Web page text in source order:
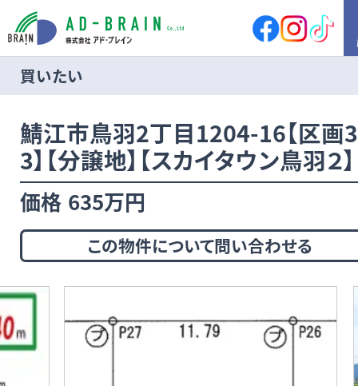
HOME
買いたい
売地
新築戸建
中古戸建
店舗
アパート
その他
売りたい
売却の流れ
買いたい
鯖江市鳥羽2丁目1204-16【区画
3】【分譲地】【スカイタウン鳥羽２】
価格 635万円
この物件について問い合わせる